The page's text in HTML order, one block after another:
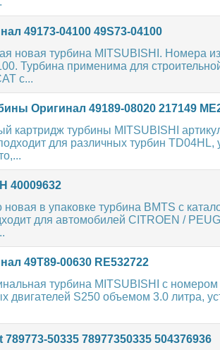
49173-04100 49S73-04100
новая турбина MITSUBISHI. Номера
Турбина применима для
с...
Оригинал 49189-08020 217149
картридж турбины MITSUBISHI
для различных турбин TD04HL,
40009632
в упаковке турбина BMTS с
для автомобилей CITROEN /
49T89-00630 RE532722
турбина MITSUBISHI с
двигателей S250 объемом 3.0 литра,
50335 78977350335 504376936